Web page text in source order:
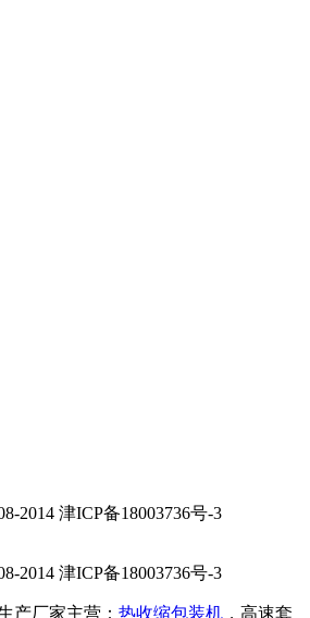
2014 津ICP备18003736号-3
2014 津ICP备18003736号-3
厂家主营： 热收缩包装机 ，高速套